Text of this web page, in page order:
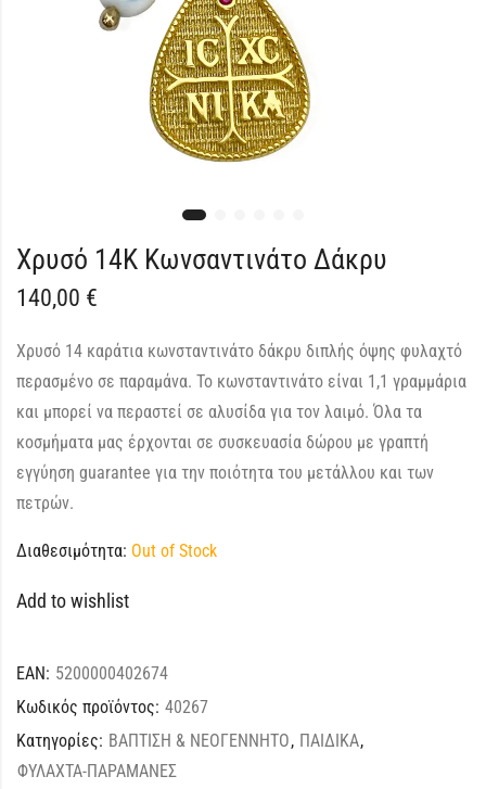
Χρυσό 14Κ Κωνσαντινάτο Δάκρυ
140,00 €
Χρυσό 14 καράτια κωνσταντινάτο δάκρυ διπλής όψης φυλαχτό
περασμένο σε παραμάνα. Το κωνσταντινάτο είναι 1,1 γραμμάρια
και μπορεί να περαστεί σε αλυσίδα για τον λαιμό. Όλα τα
κοσμήματα μας έρχονται σε συσκευασία δώρου με γραπτή
εγγύηση guarantee για την ποιότητα του μετάλλου και των
πετρών.
Διαθεσιμότητα: Out of Stock
Add to wishlist
EAN: 5200000402674
Κωδικός προϊόντος: 40267
Κατηγορίες: ΒΑΠΤΙΣΗ & ΝΕΟΓΕΝΝΗΤΟ, ΠΑΙΔΙΚΑ,
ΦΥΛΑΧΤΑ-ΠΑΡΑΜΑΝΕΣ